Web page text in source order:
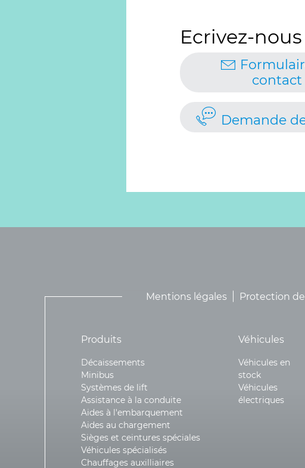
Ecrivez-nous
contact
Demande
Mentions légales Protection
Produits
Décaissements
Minibus
Systèmes de lift
Assistance à la conduite
Aides à l'embarquement
Aides au chargement
Sièges et ceintures spéciales
Véhicules spécialisés
Chauffages auxilliaires
Véhicules
Véhicules en
stock
Véhicules
électriques